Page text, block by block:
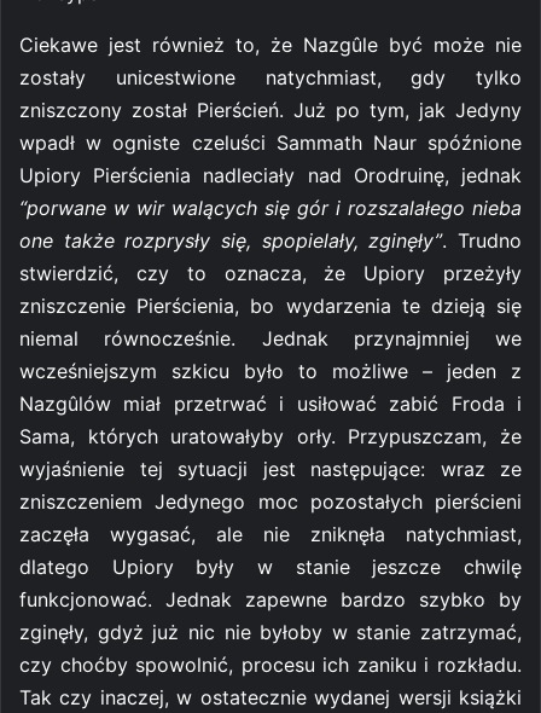
Ciekawe jest również to, że Nazgûle być może nie
zostały unicestwione natychmiast, gdy tylko
zniszczony został Pierścień. Już po tym, jak Jedyny
wpadł w ogniste czeluści Sammath Naur spóźnione
Upiory Pierścienia nadleciały nad Orodruinę, jednak
“porwane w wir walących się gór i rozszalałego nieba
one także rozprysły się, spopielały, zginęły”. Trudno
stwierdzić, czy to oznacza, że Upiory przeżyły
zniszczenie Pierścienia, bo wydarzenia te dzieją się
niemal równocześnie. Jednak przynajmniej we
wcześniejszym szkicu było to możliwe – jeden z
Nazgûlów miał przetrwać i usiłować zabić Froda i
Sama, których uratowałyby orły. Przypuszczam, że
wyjaśnienie tej sytuacji jest następujące: wraz ze
zniszczeniem Jedynego moc pozostałych pierścieni
zaczęła wygasać, ale nie zniknęła natychmiast,
dlatego Upiory były w stanie jeszcze chwilę
funkcjonować. Jednak zapewne bardzo szybko by
zginęły, gdyż już nic nie byłoby w stanie zatrzymać,
czy choćby spowolnić, procesu ich zaniku i rozkładu.
Tak czy inaczej, w ostatecznie wydanej wersji książki